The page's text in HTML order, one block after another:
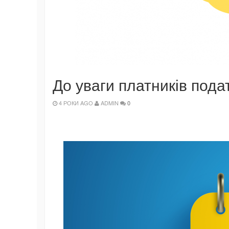
До уваги платників
4 РОКИ AGO ADMIN 0